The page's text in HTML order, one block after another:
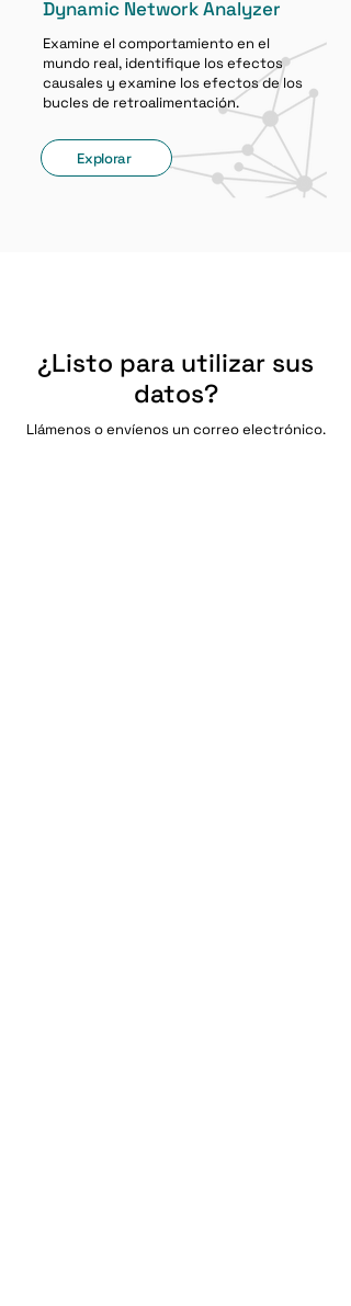
Dynamic Network Analyzer
Examine el comportamiento en el
mundo real, identifique los efectos
causales y examine los efectos de los
bucles de retroalimentación.
Explorar
¿Listo para utilizar sus
datos?
Llámenos o envíenos un correo electrónico.